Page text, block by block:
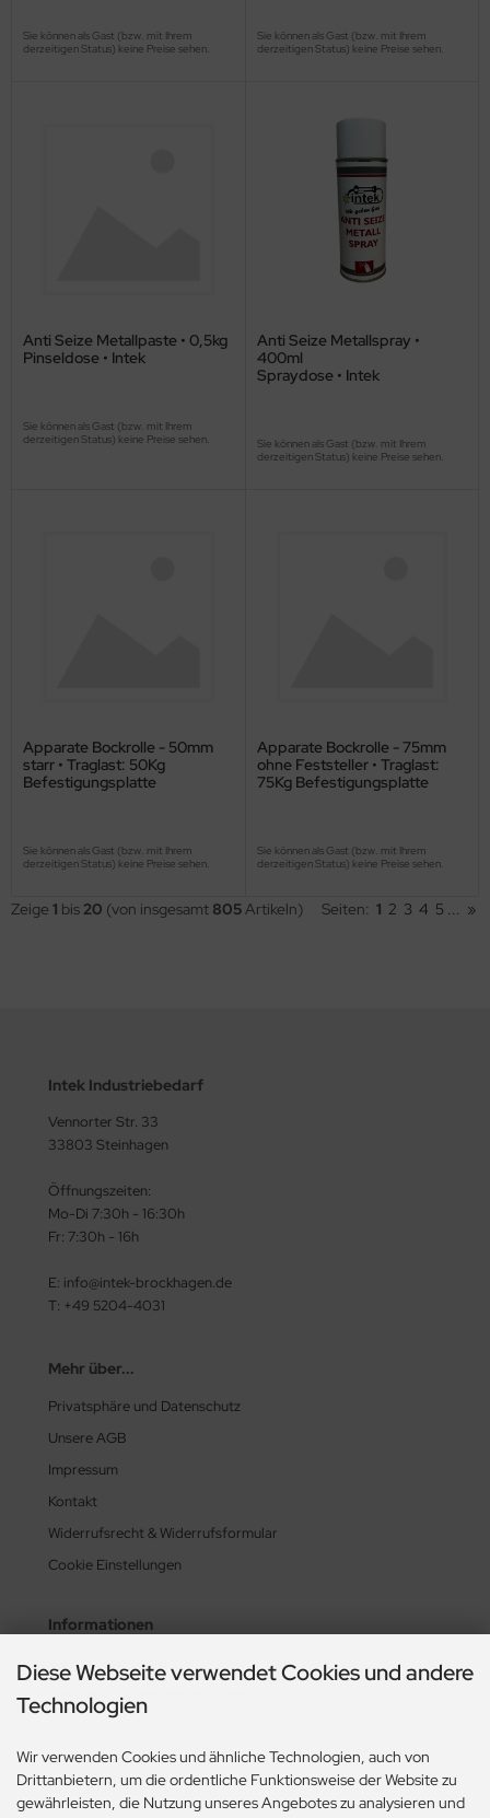
Sie können als Gast (bzw. mit Ihrem
derzeitigen Status) keine Preise sehen.
Sie können als Gast (bzw. mit Ihrem
derzeitigen Status) keine Preise sehen.
Anti Seize Metallpaste • 0,5kg
Pinseldose • Intek
Sie können als Gast (bzw. mit Ihrem
derzeitigen Status) keine Preise sehen.
Anti Seize Metallspray •
400ml
Spraydose • Intek
Sie können als Gast (bzw. mit Ihrem
derzeitigen Status) keine Preise sehen.
Apparate Bockrolle - 50mm
starr • Traglast: 50Kg
Befestigungsplatte
Sie können als Gast (bzw. mit Ihrem
derzeitigen Status) keine Preise sehen.
Apparate Bockrolle - 75mm
ohne Feststeller • Traglast:
75Kg Befestigungsplatte
Sie können als Gast (bzw. mit Ihrem
derzeitigen Status) keine Preise sehen.
Zeige 1 bis 20 (von insgesamt 805Artikeln) Seiten: 1 2 3 4 5 ... »
Intek Industriebedarf
Vennorter Str. 33
33803 Steinhagen
Öffnungszeiten:
Mo-Di 7:30h - 16:30h
Fr: 7:30h - 16h
E: info@intek-brockhagen.de
T: +49 5204-4031
Mehr über...
Privatsphäre und Datenschutz
Unsere AGB
Impressum
Kontakt
Widerrufsrecht & Widerrufsformular
Cookie Einstellungen
Informationen
Zahlung & Versand
Lieferzeit & Lieferbedingungen
Historie? Fehlanzeige!
Aktionsheft Sommer 2026
Diese Webseite verwendet Cookies und andere
Technologien
Wir verwenden Cookies und ähnliche Technologien, auch von
Drittanbietern, um die ordentliche Funktionsweise der Website zu
gewährleisten, die Nutzung unseres Angebotes zu analysieren und